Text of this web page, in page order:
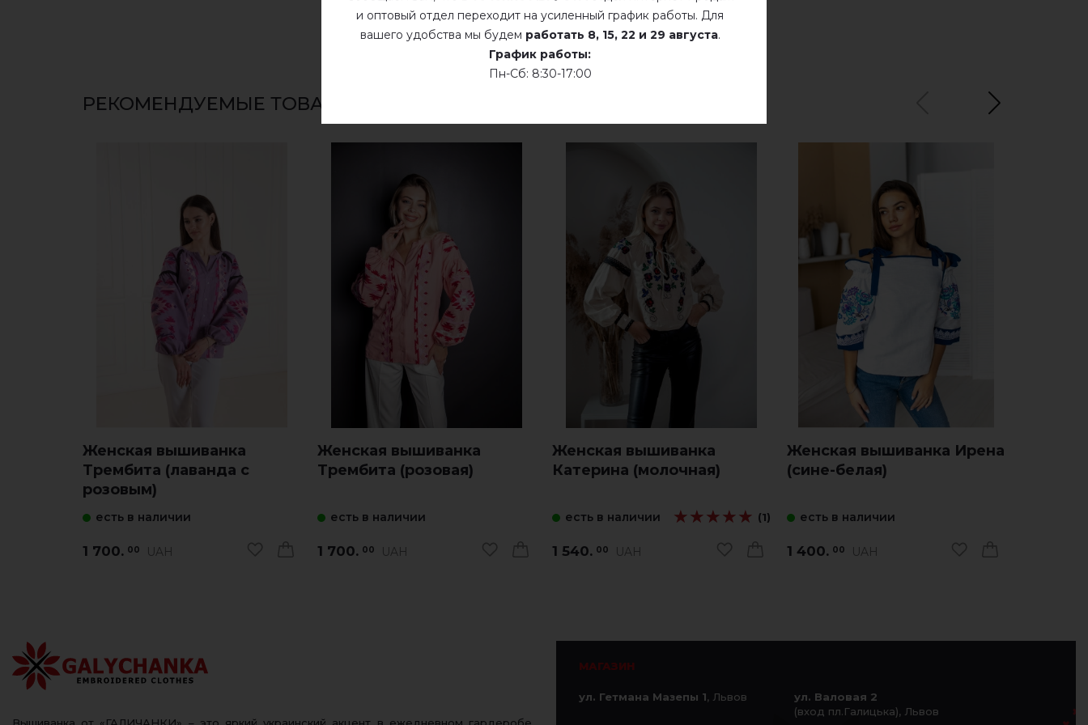
РЕКОМЕНДУЕМЫЕ ТОВАРЫ
Женская вышиванка
Трембита (лаванда с
розовым)
есть в наличии
1 700. 00 UAH
Женская вышиванка
Трембита (розовая)
есть в наличии
1 700. 00 UAH
Женская вышиванка
Катерина (молочная)
есть в наличии ★★★★★
★★★★★ (1)
1 540. 00 UAH
Женская вышиванка Ирена
(сине-белая)
есть в наличии
1 400. 00 UAH
Сушить у розложенном виде
Сушить розвешенной
Вышиванка от «ГАЛИЧАНКИ» – это яркий украинский акцент в ежедневном гардеробе
МАГАЗИН
ул. Гетмана Мазепы 1, Львов
ул. Валовая 2
(вход пл.Галицька), Львов
и оптовый отдел переходит на усиленный график работы. Для
вашего удобства мы будем работать 8, 15, 22 и 29 августа.
График работы:
Пн-Сб: 8:30-17:00